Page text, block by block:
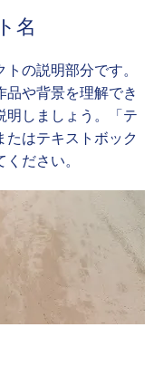
名
の説明部分です。
品や背景を理解でき
明しましょう。「テ
たはテキストボック
ださい。